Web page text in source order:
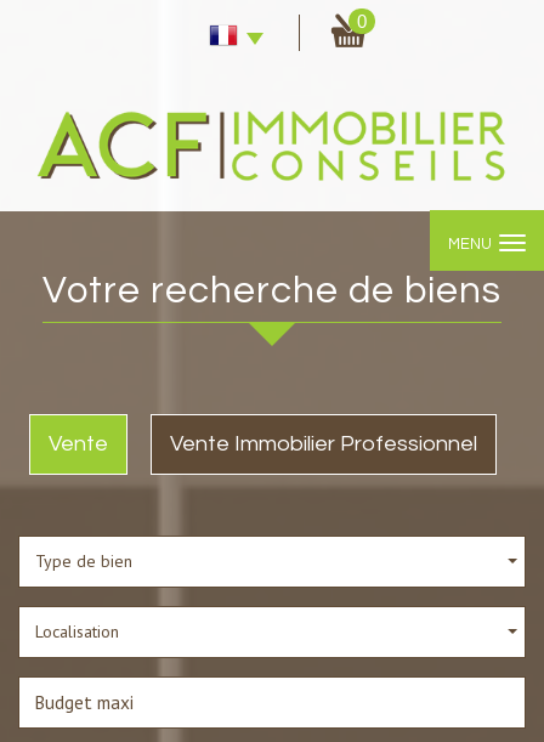
0
MENU
votre recherche de biens
Vente Vente Immobilier Professionnel
Type de bien
Localisation